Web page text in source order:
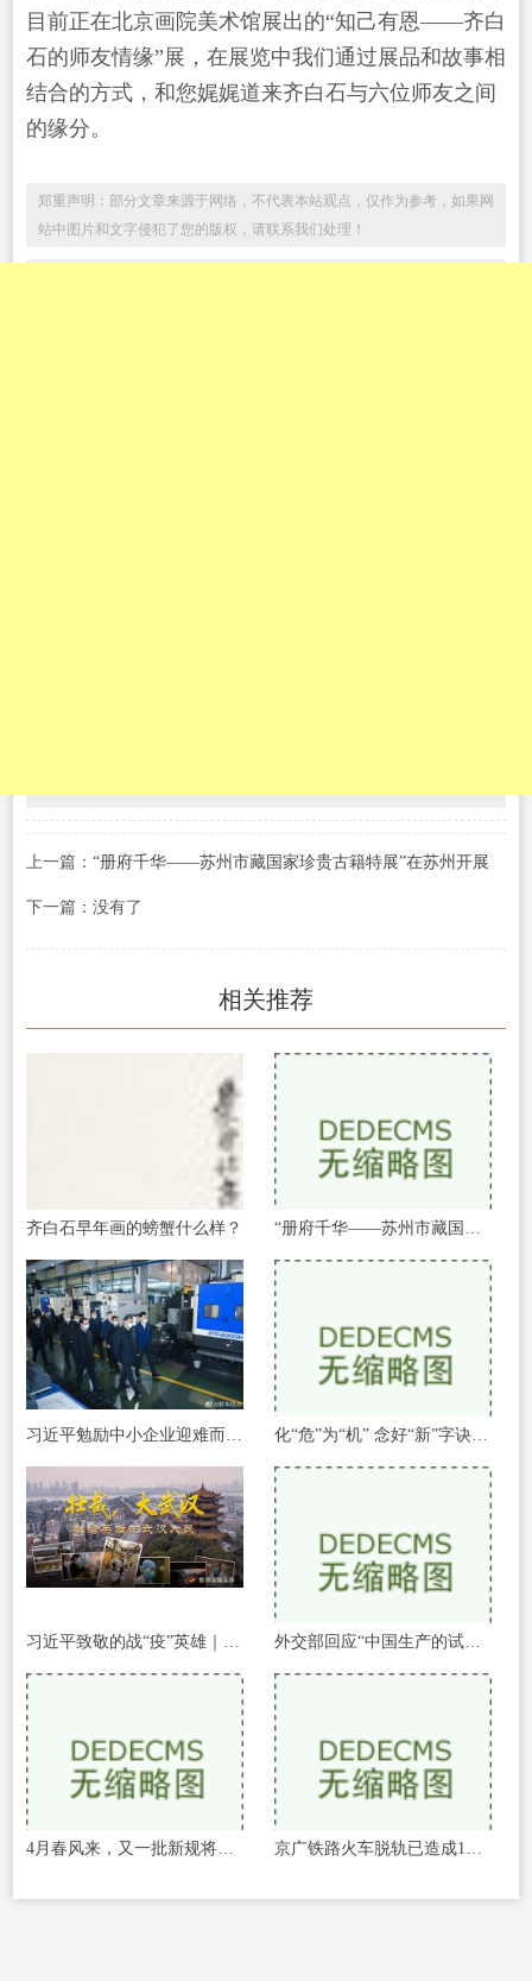
目前正在北京画院美术馆展出的“知己有恩——齐白
石的师友情缘”展，在展览中我们通过展品和故事相
结合的方式，和您娓娓道来齐白石与六位师友之间
的缘分。
郑重声明：部分文章来源于网络，不代表本站观点，仅作为参考，如果网
站中图片和文字侵犯了您的版权，请联系我们处理！
上一篇： “册府千华——苏州市藏国家珍贵古籍特展”在苏州开展
下一篇：没有了
相关推荐
齐白石早年画的螃蟹什么样？ “册府千华——苏州市藏国家珍贵古籍特
习近平勉励中小企业迎难而上、克难攻坚 化“危”为“机” 念好“新”字诀——各
习近平致敬的战“疫”英雄｜壮哉，大武 外交部回应“中国生产的试剂盒测试结果
4月春风来，又一批新规将实施 京广铁路火车脱轨已造成1死127伤